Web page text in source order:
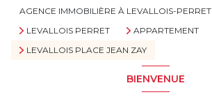
AGENCE IMMOBILIÈRE À LEVALLOIS-PERRET
LEVALLOIS PERRET
APPARTEMENT
LEVALLOIS PLACE JEAN ZAY
BIENVENUE